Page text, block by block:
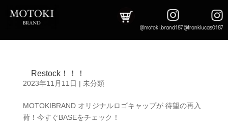
@motoki.brand187 @franklucas0187
Restock！！！
2023年11月11日 | 未分類
MOTOKIBRAND オリジナルロゴキャップが 待望の再入
荷！今すぐBASEをチェック！